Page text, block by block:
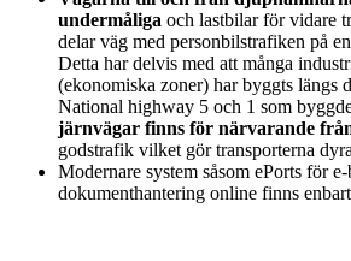
undermåliga och lastbilar för vidare
delar väg med personbilstrafiken på
Detta har delvis med att många
(ekonomiska zoner) har byggts längs
National highway 5 och 1 som
järnvägar finns för närvarande
godstrafik vilket gör transporterna
Modernare system såsom ePorts för
dokumenthantering online finns